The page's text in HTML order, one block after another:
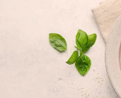
Schritt 2
Anbieter
Nutzen Sie unsere